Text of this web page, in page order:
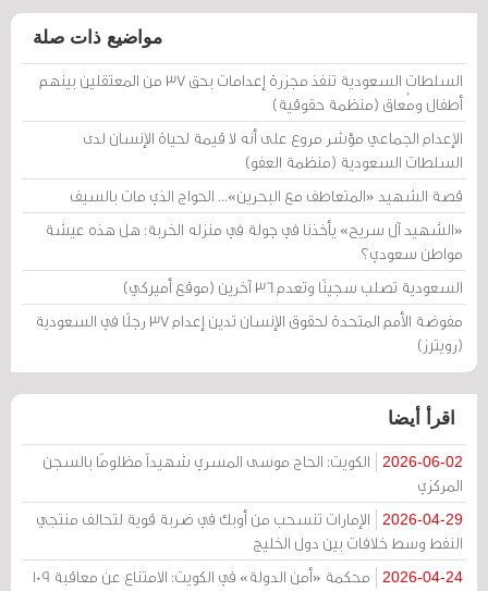
مواضيع ذات صلة
السلطات السعودية تنفذ مجزرة إعدامات بحق 37 من المعتقلين بينهم
أطفال ومُعاق (منظمة حقوقية)
الإعدام الجماعي مؤشر مروع على أنه لا قيمة لحياة الإنسان لدى
السلطات السعودية (منظمة العفو)
قصة الشهيد «المتعاطف مع البحرين»... الحواج الذي مات بالسيف
«الشهيد آل سريح» يأخذنا في جولة في منزله الخربة: هل هذه عيشة
مواطن سعودي؟
السعودية تصلب سجينًا وتعدم 36 آخرين (موقع أميركي)
مفوضة الأمم المتحدة لحقوق الإنسان تدين إعدام 37 رجلًا في السعودية
(رويترز)
اقرأ أيضا
2026-06-02
الكويت: الحاج موسى المسري شهيداً مظلومًا بالسجن
المركزي
2026-04-29
الإمارات تنسحب من أوبك في ضربة قوية لتحالف منتجي
النفط وسط خلافات بين دول الخليج
2026-04-24
محكمة «أمن الدولة» في الكويت: الامتناع عن معاقبة 109